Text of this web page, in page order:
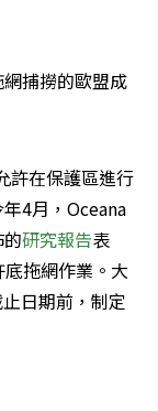
捕撈的歐盟成
許在保護區進行
4月，Oceana
研究報告表
拖網作業。大
日期前，制定